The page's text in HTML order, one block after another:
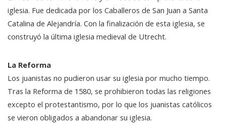
iglesia. Fue dedicada por los Caballeros de San Juan a Santa
Catalina de Alejandría. Con la finalización de esta iglesia, se
construyó la última iglesia medieval de Utrecht.
La Reforma
Los juanistas no pudieron usar su iglesia por mucho tiempo.
Tras la Reforma de 1580, se prohibieron todas las religiones
excepto el protestantismo, por lo que los juanistas católicos
se vieron obligados a abandonar su iglesia.